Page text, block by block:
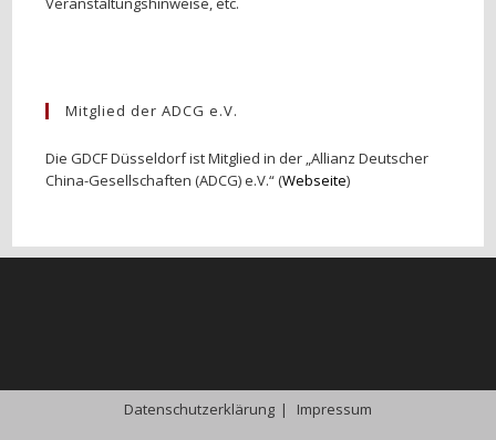
Mitglied der ADCG e.V.
Die GDCF Düsseldorf ist Mitglied in der „Allianz Deutscher
China-Gesellschaften (ADCG) e.V.“ (Webseite)
Datenschutzerklärung Impressum